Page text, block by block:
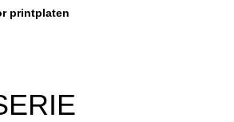
printplaten